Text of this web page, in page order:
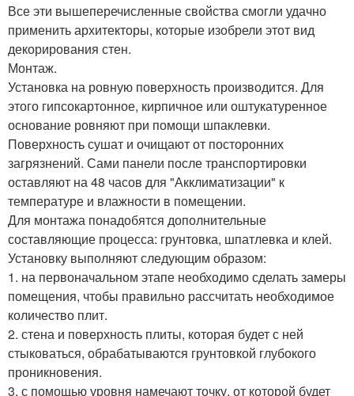
Все эти вышеперечисленные свойства смогли удачно
применить архитекторы, которые изобрели этот вид
декорирования стен.
Монтаж.
Установка на ровную поверхность производится. Для
этого гипсокартонное, кирпичное или оштукатуренное
основание ровняют при помощи шпаклевки.
Поверхность сушат и очищают от посторонних
загрязнений. Сами панели после транспортировки
оставляют на 48 часов для "Акклиматизации" к
температуре и влажности в помещении.
Для монтажа понадобятся дополнительные
составляющие процесса: грунтовка, шпатлевка и клей.
Установку выполняют следующим образом:
1. на первоначальном этапе необходимо сделать замеры
помещения, чтобы правильно рассчитать необходимое
количество плит.
2. стена и поверхность плиты, которая будет с ней
стыковаться, обрабатываются грунтовкой глубокого
проникновения.
3. с помощью уровня намечают точку, от которой будет